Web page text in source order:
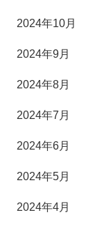
2024年10月
2024年9月
2024年8月
2024年7月
2024年6月
2024年5月
2024年4月